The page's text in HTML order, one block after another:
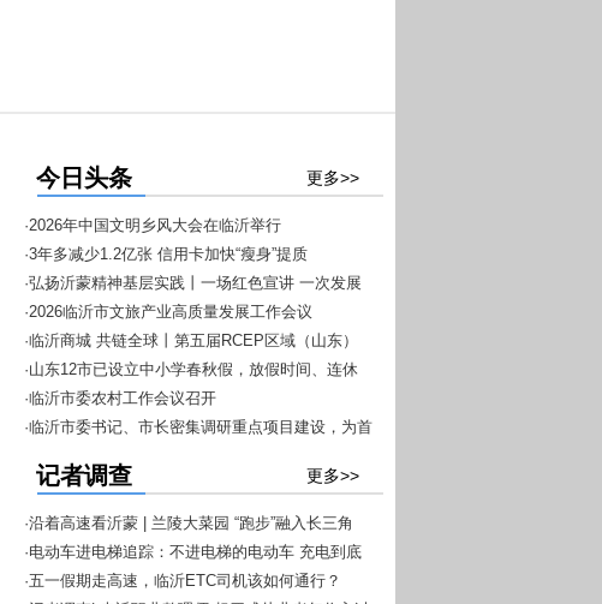
今日头条 更多>>
·2026年中国文明乡风大会在临沂举行
·3年多减少1.2亿张 信用卡加快“瘦身”提质
·弘扬沂蒙精神基层实践丨一场红色宣讲 一次发展
邀约
·2026临沂市文旅产业高质量发展工作会议
暨“1+7”文旅融合工作推进会议召开
·临沂商城 共链全球丨第五届RCEP区域（山东）
进口商品博览会4月20日至22日在临沂举办
·山东12市已设立中小学春秋假，放假时间、连休
安排一目了然
·临沂市委农村工作会议召开
·临沂市委书记、市长密集调研重点项目建设，为首
记者调查 更多>>
·沿着高速看沂蒙 | 兰陵大菜园 “跑步”融入长三角
·电动车进电梯追踪：不进电梯的电动车 充电到底
该怎么办？
·五一假期走高速，临沂ETC司机该如何通行？